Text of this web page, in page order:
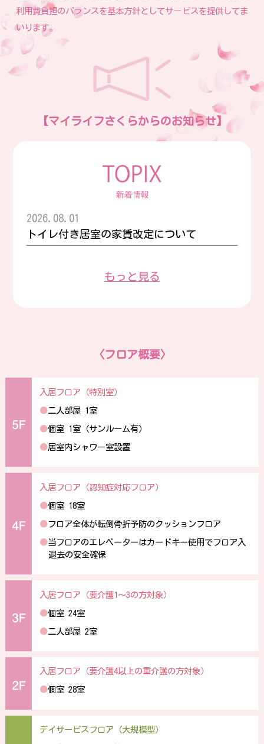
利用費負担のバランスを基本方針としてサービスを提供してま
いります。
【マイライフさくらからのお知らせ】
2026.08.01
トイレ付き居室の家賃改定について
もっと見る
〈フロア概要〉
入居フロア（特別室）
●二人部屋 1室
●個室 1室（サンルーム有）
●居室内シャワー室設置
入居フロア（認知症対応フロア）
●個室 18室
●フロア全体が転倒骨折予防のクッションフロア
●当フロアのエレベーターはカードキー使用でフロア入
退去の安全確保
入居フロア（要介護1〜3の方対象）
●個室 24室
●二人部屋 2室
入居フロア（要介護4以上の重介護の方対象）
●個室 28室
デイサービスフロア（大規模型）